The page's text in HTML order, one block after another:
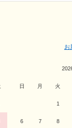
お
日 月 火
1
6 7 8